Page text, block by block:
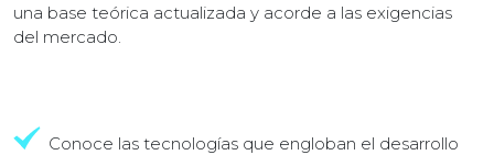
una base teórica actualizada y acorde a las exigencias
del mercado.
Conoce las tecnologías que engloban el desarrollo